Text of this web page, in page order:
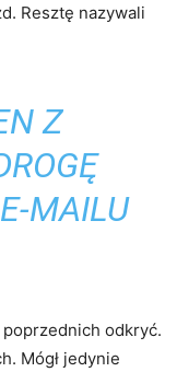
Resztę nazywali
Z
MAILU
odkryć.
Mógł jedynie